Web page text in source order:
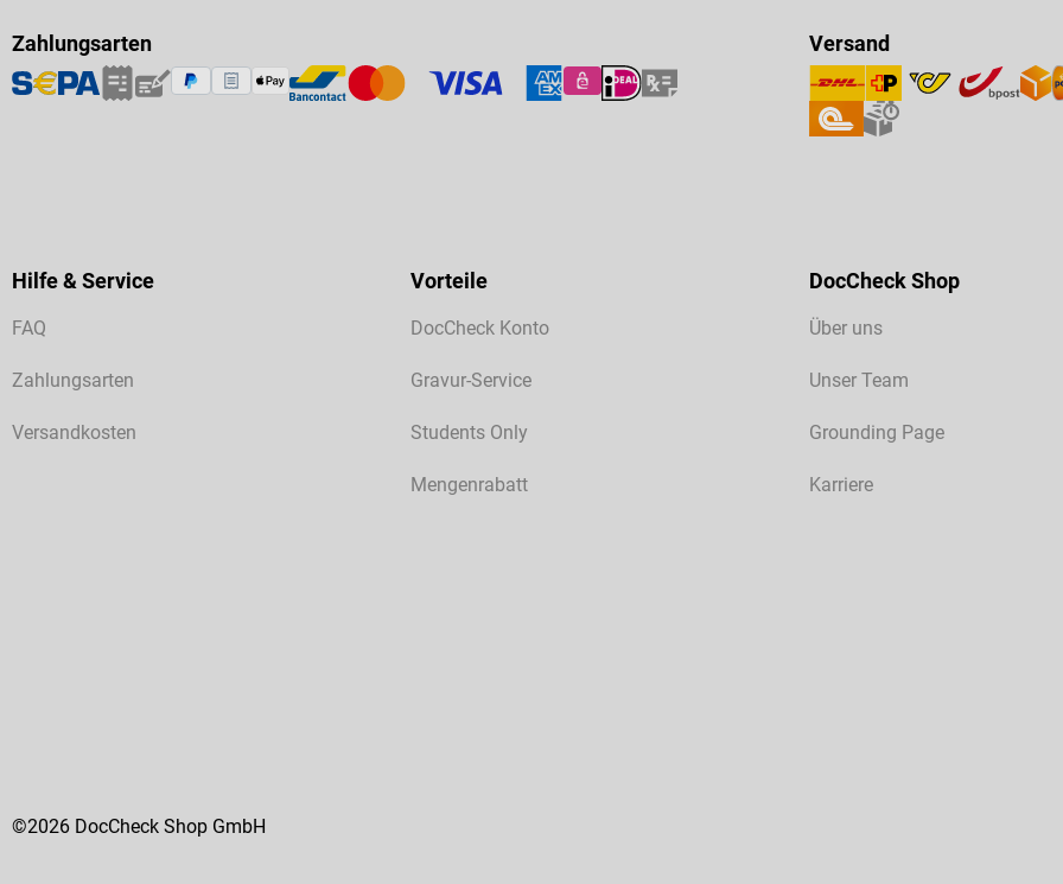
Zahlungsarten Versand
Hilfe & Service
FAQ
Zahlungsarten
Versandkosten
Vorteile
DocCheck Konto
Gravur-Service
Students Only
Mengenrabatt
DocCheck Shop
Über uns
Unser Team
Grounding Page
Karriere
©2026 DocCheck Shop GmbH